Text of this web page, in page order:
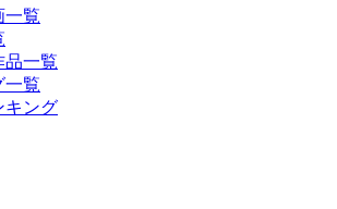
一覧
品一覧
一覧
キング